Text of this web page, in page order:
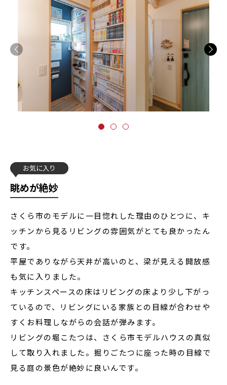
お気に入り
眺めが絶妙
さくら市のモデルに一目惚れした理由のひとつに、キ
ッチンから見るリビングの雰囲気がとても良かったん
です。
平屋でありながら天井が高いのと、梁が見える開放感
も気に入りました。
キッチンスペースの床はリビングの床より少し下がっ
ているので、リビングにいる家族との目線が合わせや
すくお料理しながらの会話が弾みます。
リビングの堀こたつは、さくら市モデルハウスの真似
して取り入れました。掘りごたつに座った時の目線で
見る庭の景色が絶妙に良いんです。